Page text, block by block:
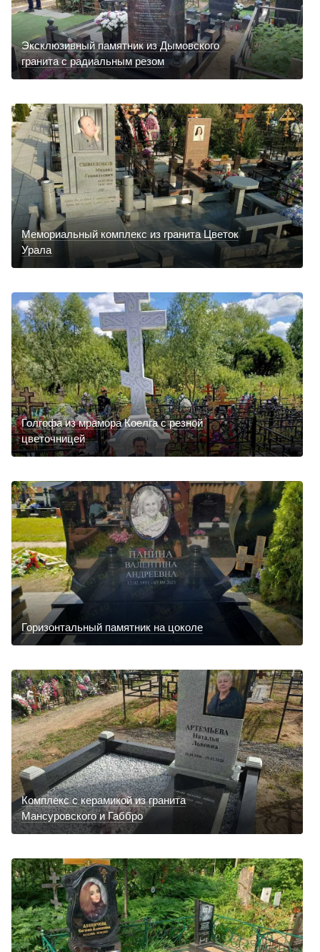
Эксклюзивный памятник из Дымовского
гранита с радиальным резом
Мемориальный комплекс из гранита Цветок
Урала
Голгофа из мрамора Коелга с резной
цветочницей
Горизонтальный памятник на цоколе
Комплекс с керамикой из гранита
Мансуровского и Габбро